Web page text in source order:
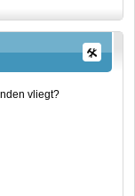
vliegt?